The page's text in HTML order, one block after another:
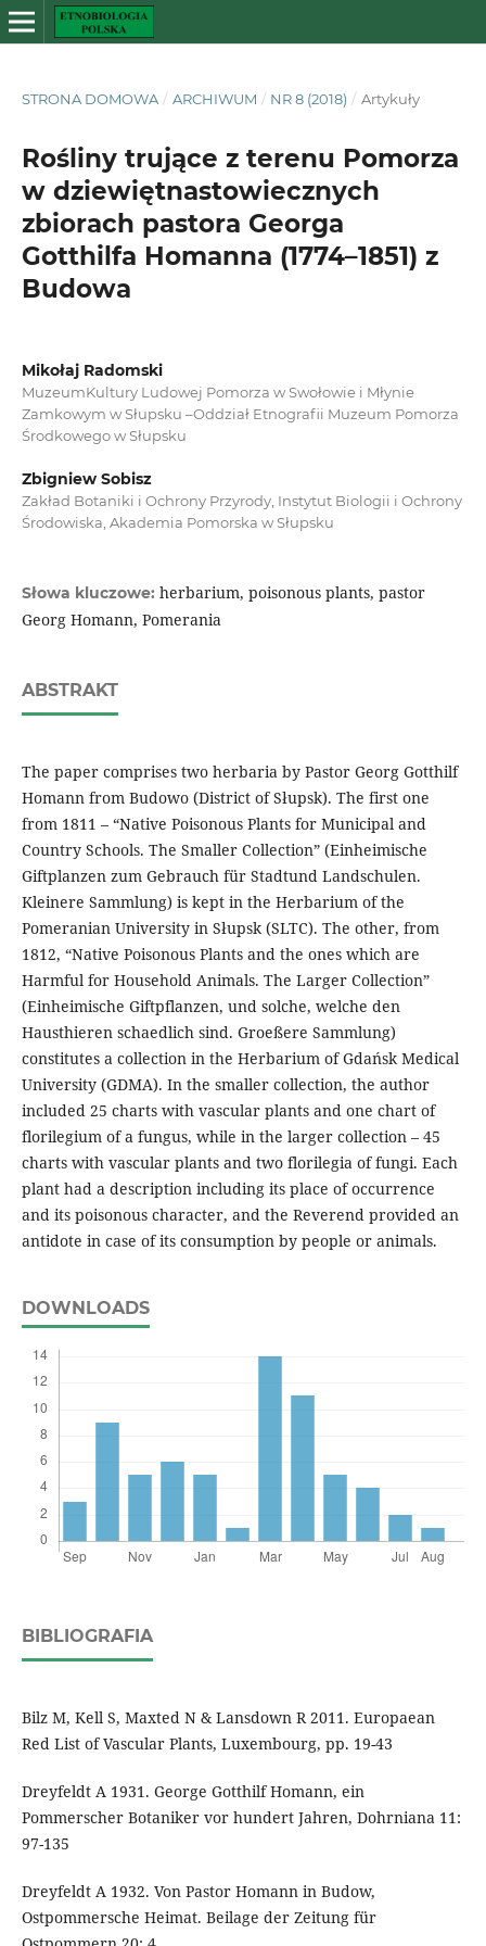
STRONA DOMOWA / ARCHIWUM / NR 8 (2018) / Artykuły
Rośliny trujące z terenu Pomorza
w dziewiętnastowiecznych
zbiorach pastora Georga
Gotthilfa Homanna (1774–1851) z
Budowa
Mikołaj Radomski
MuzeumKultury Ludowej Pomorza w Swołowie i Młynie
Zamkowym w Słupsku –Oddział Etnografii Muzeum Pomorza
Środkowego w Słupsku
Zbigniew Sobisz
Zakład Botaniki i Ochrony Przyrody, Instytut Biologii i Ochrony
Środowiska, Akademia Pomorska w Słupsku
Słowa kluczowe: herbarium, poisonous plants, pastor
Georg Homann, Pomerania
ABSTRAKT
The paper comprises two herbaria by Pastor Georg Gotthilf
Homann from Budowo (District of Słupsk). The first one
from 1811 – “Native Poisonous Plants for Municipal and
Country Schools. The Smaller Collection” (Einheimische
Giftplanzen zum Gebrauch für Stadtund Landschulen.
Kleinere Sammlung) is kept in the Herbarium of the
Pomeranian University in Słupsk (SLTC). The other, from
1812, “Native Poisonous Plants and the ones which are
Harmful for Household Animals. The Larger Collection”
(Einheimische Giftpflanzen, und solche, welche den
Hausthieren schaedlich sind. Groeßere Sammlung)
constitutes a collection in the Herbarium of Gdańsk Medical
University (GDMA). In the smaller collection, the author
included 25 charts with vascular plants and one chart of
florilegium of a fungus, while in the larger collection – 45
charts with vascular plants and two florilegia of fungi. Each
plant had a description including its place of occurrence
and its poisonous character, and the Reverend provided an
antidote in case of its consumption by people or animals.
DOWNLOADS
BIBLIOGRAFIA
Bilz M, Kell S, Maxted N & Lansdown R 2011. Europaean
Red List of Vascular Plants, Luxembourg, pp. 19-43
Dreyfeldt A 1931. George Gotthilf Homann, ein
Pommerscher Botaniker vor hundert Jahren, Dohrniana 11:
97-135
Dreyfeldt A 1932. Von Pastor Homann in Budow,
Ostpommersche Heimat. Beilage der Zeitung für